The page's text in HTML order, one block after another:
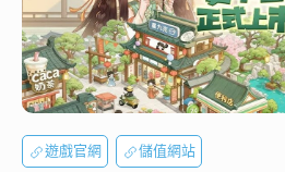
遊戲官網 儲值網站